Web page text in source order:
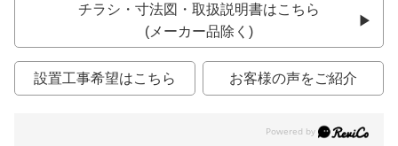
チラシ・寸法図・取扱説明書はこちら
(メーカー品除く)
設置工事希望はこちら お客様の声をご紹介